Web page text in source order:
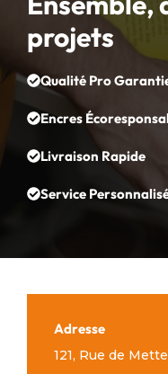
projets
Qualité Pro
Encres
Livraison Rapide
Service
Adresse
121, Rue de